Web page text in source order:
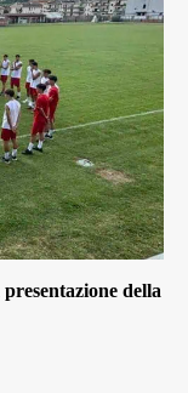
della